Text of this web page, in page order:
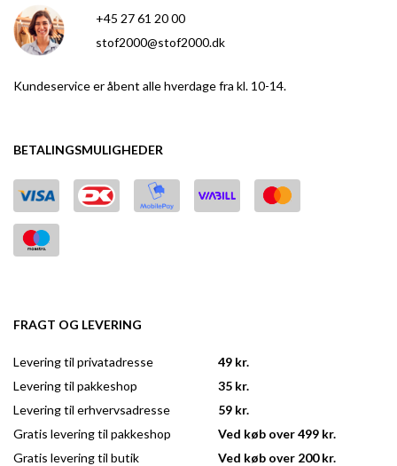
+45 27 61 20 00
stof2000@stof2000.dk
Kundeservice er åbent alle hverdage fra kl. 10-14.
BETALINGSMULIGHEDER
FRAGT OG LEVERING
Levering til privatadresse
Levering til pakkeshop
Levering til erhvervsadresse
Gratis levering til pakkeshop
Gratis levering til butik
49 kr.
35 kr.
59 kr.
Ved køb over 499 kr.
Ved køb over 200 kr.